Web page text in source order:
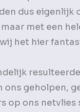
dus
met een
het hier
ons geholpen,
op ons